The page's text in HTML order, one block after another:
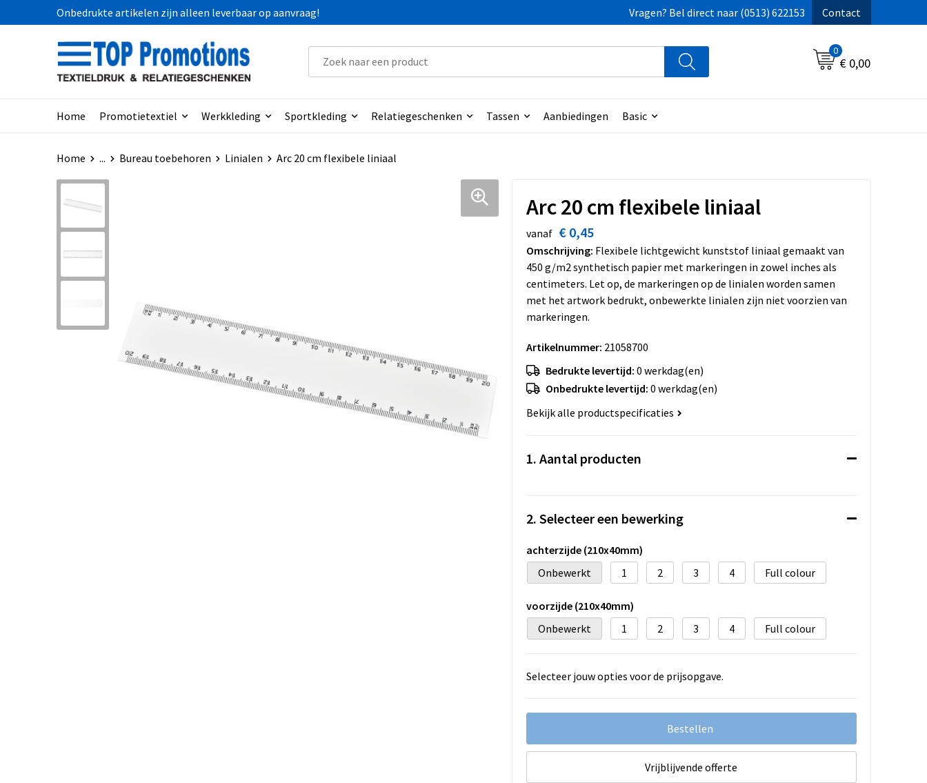
Onbedrukte artikelen zijn alleen leverbaar op aanvraag! Vragen? Bel direct naar (0513) 622153 Contact
0
€ 0,00
Home Promotietextiel Werkkleding Sportkleding Relatiegeschenken Tassen Aanbiedingen Basic
Home ... Bureau toebehoren Linialen Arc 20 cm flexibele liniaal
Arc 20 cm flexibele liniaal
vanaf € 0,45
Omschrijving: Flexibele lichtgewicht kunststof liniaal gemaakt van
450 g/m2 synthetisch papier met markeringen in zowel inches als
centimeters. Let op, de markeringen op de linialen worden samen
met het artwork bedrukt, onbewerkte linialen zijn niet voorzien van
markeringen.
Artikelnummer: 21058700
Bedrukte levertijd: 0 werkdag(en)
Onbedrukte levertijd: 0 werkdag(en)
Bekijk alle productspecificaties
1. Aantal producten
2. Selecteer een bewerking
achterzijde (210x40mm)
Onbewerkt
1 2 3 4 Full colour
voorzijde (210x40mm)
Onbewerkt
1 2 3 4 Full colour
Selecteer jouw opties voor de prijsopgave.
Bestellen
Vrijblijvende offerte